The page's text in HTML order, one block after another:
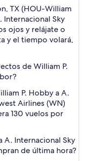
TX (HOU-William
Internacional Sky
ojos y relájate o
y el tiempo volará,
de William P.
P. Hobby a A.
Airlines (WN)
130 vuelos por
A. Internacional Sky
de última hora?